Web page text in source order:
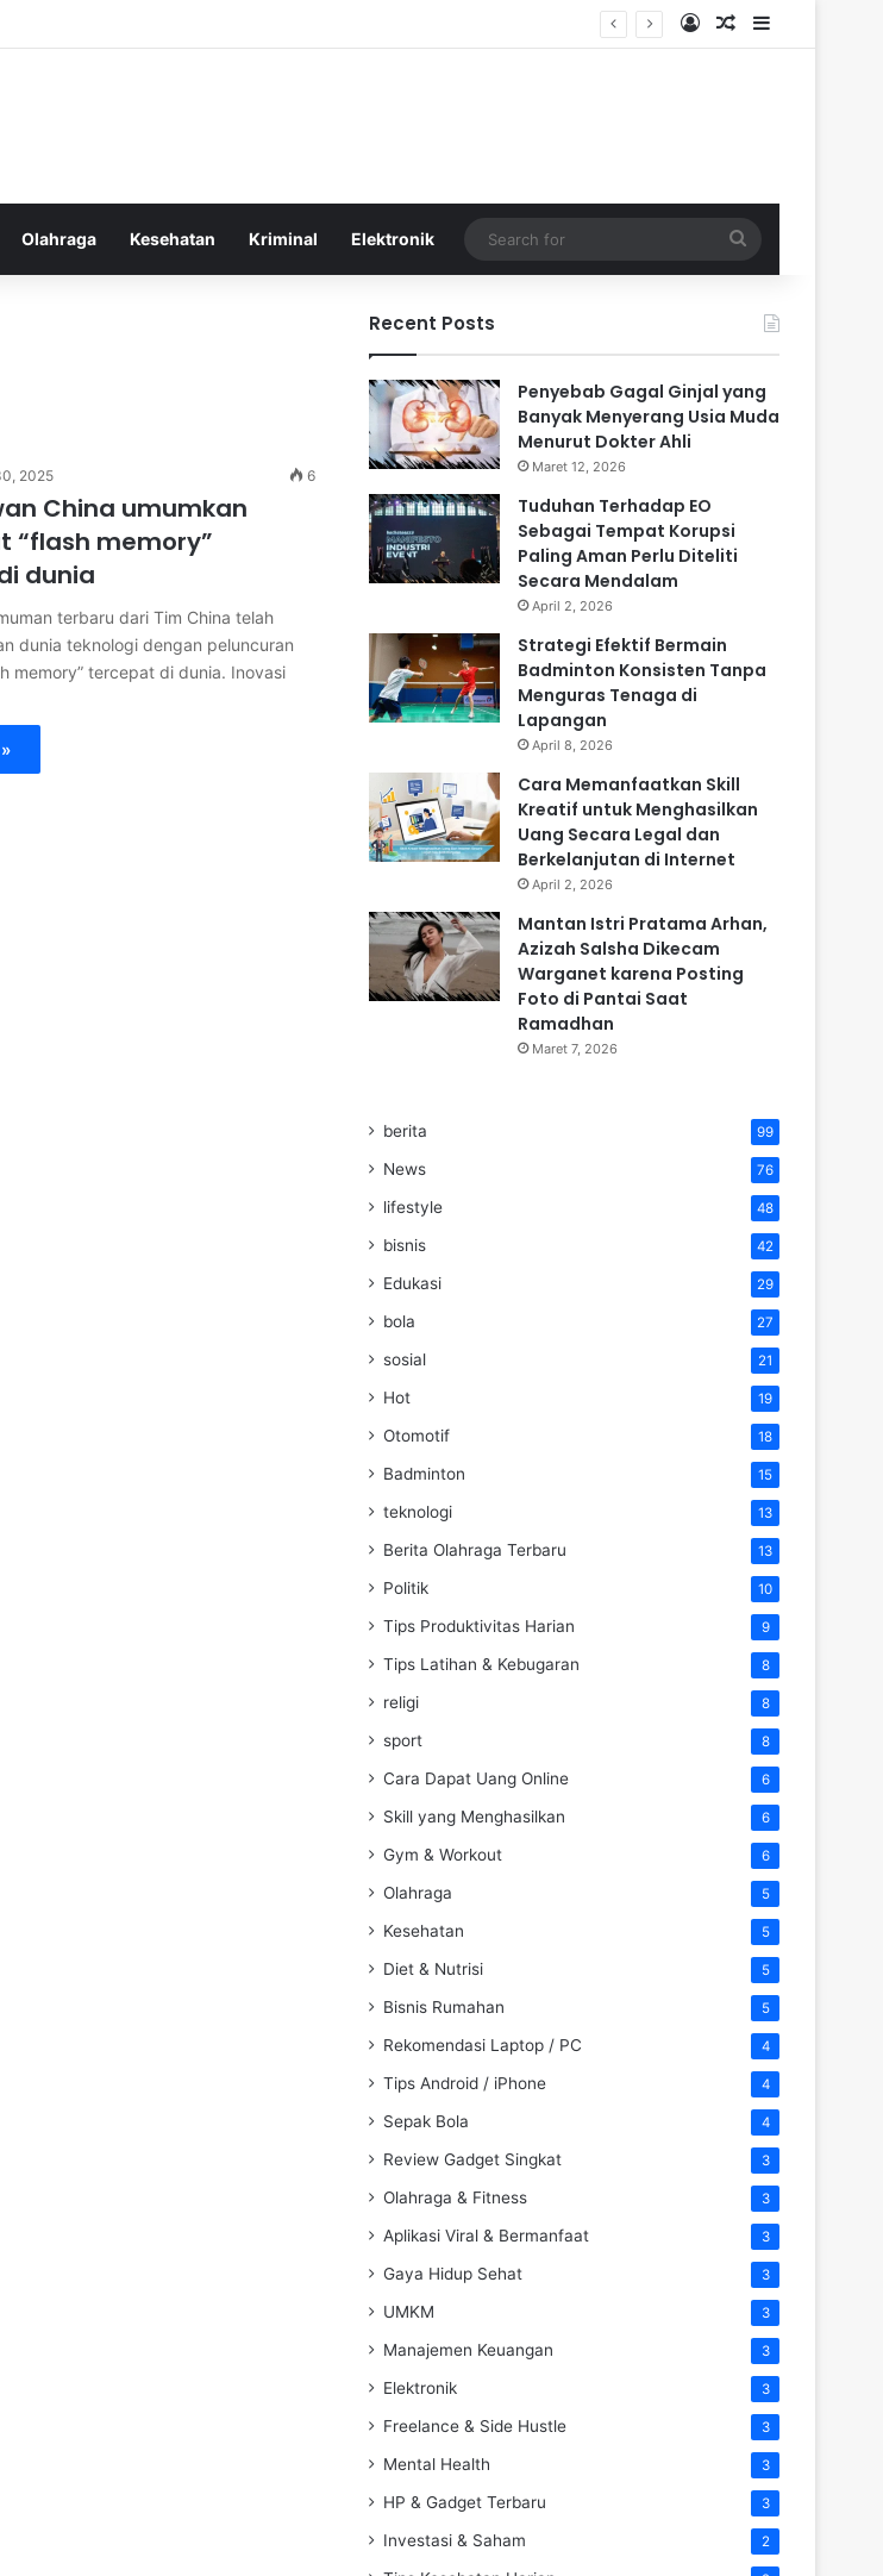
untuk Menghemat Waktu Berharga Anda Log InRandom Article
Sidebar
Olahraga Kesehatan Kriminal Elektronik
for
2025 6
China umumkan
“flash memory”
dunia
terbaru dari Tim China telah
dunia teknologi dengan peluncuran
memory” tercepat di dunia. Inovasi
Recent Posts
Penyebab Gagal Ginjal yang
Banyak Menyerang Usia Muda
Menurut Dokter Ahli
Maret 12, 2026
Tuduhan Terhadap EO
Sebagai Tempat Korupsi
Paling Aman Perlu Diteliti
Secara Mendalam
April 2, 2026
Strategi Efektif Bermain
Badminton Konsisten Tanpa
Menguras Tenaga di
Lapangan
April 8, 2026
Cara Memanfaatkan Skill
Kreatif untuk Menghasilkan
Uang Secara Legal dan
Berkelanjutan di Internet
April 2, 2026
Mantan Istri Pratama Arhan,
Azizah Salsha Dikecam
Warganet karena Posting
Foto di Pantai Saat
Ramadhan
Maret 7, 2026
berita 99
News 76
lifestyle 48
bisnis 42
Edukasi 29
bola 27
sosial 21
Hot 19
Otomotif 18
Badminton 15
teknologi 13
Berita Olahraga Terbaru 13
Politik 10
Tips Produktivitas Harian 9
Tips Latihan & Kebugaran 8
religi 8
sport 8
Cara Dapat Uang Online 6
Skill yang Menghasilkan 6
Gym & Workout 6
Olahraga 5
Kesehatan 5
Diet & Nutrisi 5
Bisnis Rumahan 5
Rekomendasi Laptop / PC 4
Tips Android / iPhone 4
Sepak Bola 4
Review Gadget Singkat 3
Olahraga & Fitness 3
Aplikasi Viral & Bermanfaat 3
Gaya Hidup Sehat 3
UMKM 3
Manajemen Keuangan 3
Elektronik 3
Freelance & Side Hustle 3
Mental Health 3
HP & Gadget Terbaru 3
Investasi & Saham 2